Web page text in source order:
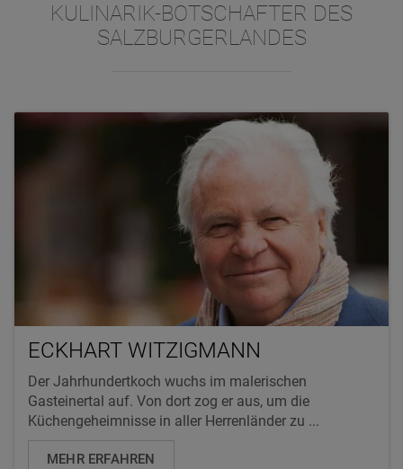
KULINARIK-BOTSCHAFTER DES
SALZBURGERLANDES
ECKHART WITZIGMANN
Der Jahrhundertkoch wuchs im malerischen
Gasteinertal auf. Von dort zog er aus, um die
Küchengeheimnisse in aller Herrenländer zu ...
MEHR ERFAHREN